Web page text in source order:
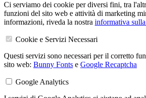
Ci serviamo dei cookie per diversi fini, tra
funzioni del sito web e attività di marketing
informazioni, riveda la nostra informativa
Cookie e Servizi Necessari
Questi servizi sono necessari per il corretto
sito web: Bunny Fonts e Google Recaptcha
Google Analytics